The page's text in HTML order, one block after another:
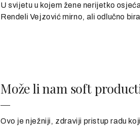
U svijetu u kojem žene nerijetko
Rendeli Vejzović mirno, ali odlučno
Može li nam soft
Ovo je nježniji, zdraviji pristup radu